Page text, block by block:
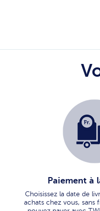
Paiement à
Choisissez la date de
achats chez vous, sans